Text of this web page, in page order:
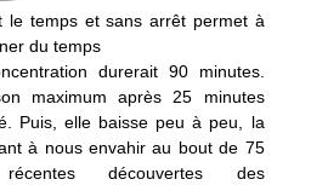
le temps et sans arrêt permet à
du temps
durerait 90 minutes.
maximum après 25 minutes
Puis, elle baisse peu à peu, la
à nous envahir au bout de 75
découvertes des